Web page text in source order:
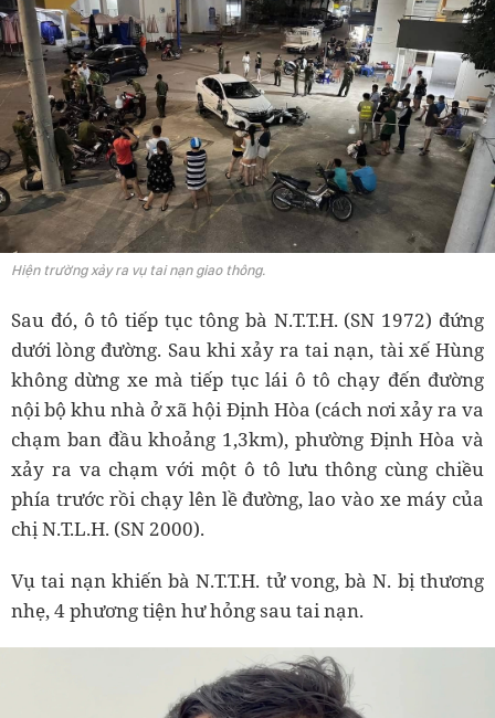
Hiện trường xảy ra vụ tai nạn giao thông.
Sau đó, ô tô tiếp tục tông bà N.T.T.H. (SN 1972) đứng
dưới lòng đường. Sau khi xảy ra tai nạn, tài xế Hùng
không dừng xe mà tiếp tục lái ô tô chạy đến đường
nội bộ khu nhà ở xã hội Định Hòa (cách nơi xảy ra va
chạm ban đầu khoảng 1,3km), phường Định Hòa và
xảy ra va chạm với một ô tô lưu thông cùng chiều
phía trước rồi chạy lên lề đường, lao vào xe máy của
chị N.T.L.H. (SN 2000).
Vụ tai nạn khiến bà N.T.T.H. tử vong, bà N. bị thương
nhẹ, 4 phương tiện hư hỏng sau tai nạn.